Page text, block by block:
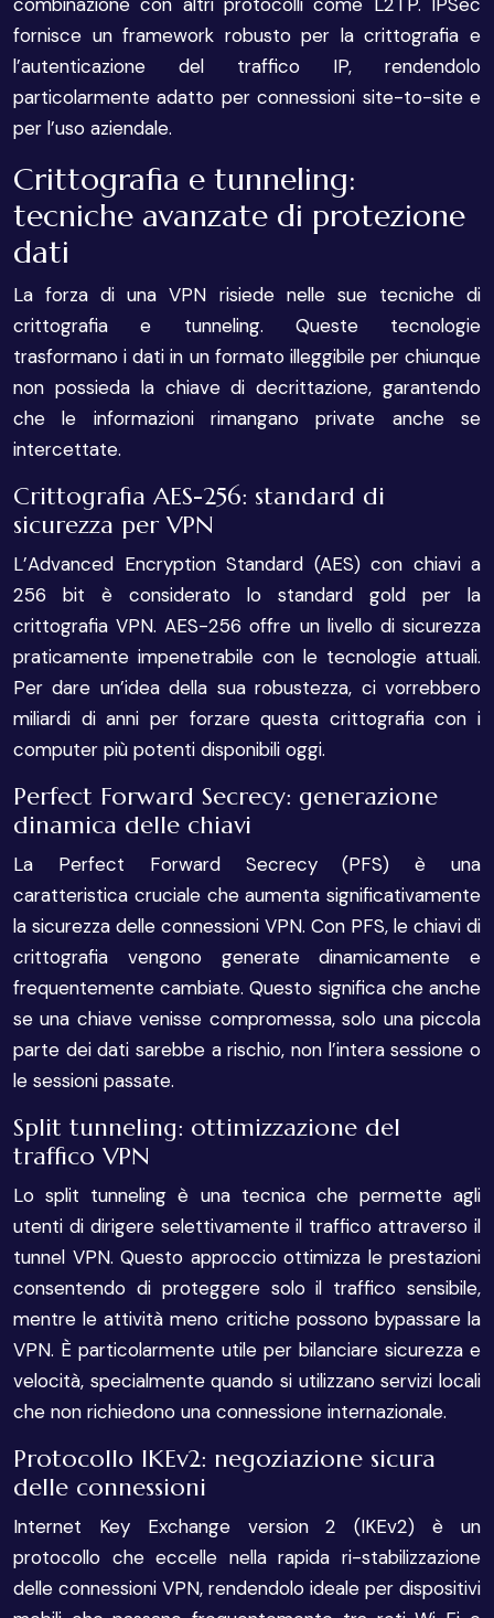
fornisce un framework robusto per la crittografia e
l’autenticazione del traffico IP, rendendolo
particolarmente adatto per connessioni site-to-site e
per l’uso aziendale.
Crittografia e tunneling:
tecniche avanzate di protezione
dati
La forza di una VPN risiede nelle sue tecniche di
crittografia e tunneling. Queste tecnologie
trasformano i dati in un formato illeggibile per chiunque
non possieda la chiave di decrittazione, garantendo
che le informazioni rimangano private anche se
intercettate.
Crittografia AES-256: standard di
sicurezza per VPN
L’Advanced Encryption Standard (AES) con chiavi a
256 bit è considerato lo standard gold per la
crittografia VPN. AES-256 offre un livello di sicurezza
praticamente impenetrabile con le tecnologie attuali.
Per dare un’idea della sua robustezza, ci vorrebbero
miliardi di anni per forzare questa crittografia con i
computer più potenti disponibili oggi.
Perfect Forward Secrecy: generazione
dinamica delle chiavi
La Perfect Forward Secrecy (PFS) è una
caratteristica cruciale che aumenta significativamente
la sicurezza delle connessioni VPN. Con PFS, le chiavi di
crittografia vengono generate dinamicamente e
frequentemente cambiate. Questo significa che anche
se una chiave venisse compromessa, solo una piccola
parte dei dati sarebbe a rischio, non l’intera sessione o
le sessioni passate.
Split tunneling: ottimizzazione del
traffico VPN
Lo split tunneling è una tecnica che permette agli
utenti di dirigere selettivamente il traffico attraverso il
tunnel VPN. Questo approccio ottimizza le prestazioni
consentendo di proteggere solo il traffico sensibile,
mentre le attività meno critiche possono bypassare la
VPN. È particolarmente utile per bilanciare sicurezza e
velocità, specialmente quando si utilizzano servizi locali
che non richiedono una connessione internazionale.
Protocollo IKEv2: negoziazione sicura
delle connessioni
Internet Key Exchange version 2 (IKEv2) è un
protocollo che eccelle nella rapida ri-stabilizzazione
delle connessioni VPN, rendendolo ideale per dispositivi